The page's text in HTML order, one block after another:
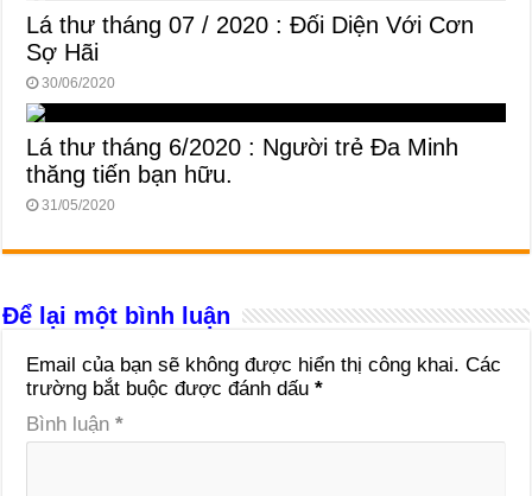
Lá thư tháng 07 / 2020 : Đối Diện Với Cơn
Sợ Hãi
30/06/2020
Lá thư tháng 6/2020 : Người trẻ Đa Minh
thăng tiến bạn hữu.
31/05/2020
Để lại một bình luận
Email của bạn sẽ không được hiển thị công khai. Các
trường bắt buộc được đánh dấu*
Bình luận*